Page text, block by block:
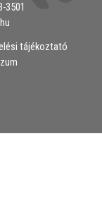
3501
tájékoztató